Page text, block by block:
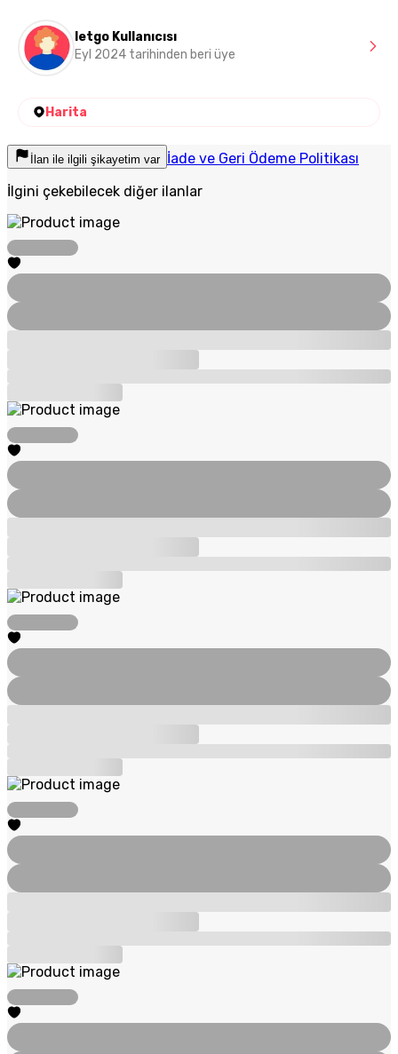
letgo Kullanıcısı
Eyl 2024 tarihinden beri üye
Harita
İlan ile ilgili şikayetim var İade ve Geri Ödeme Politikası
İlgini çekebilecek diğer ilanlar